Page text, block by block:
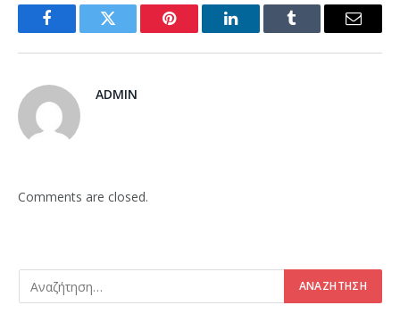
FacebookTwitter Pinterest LinkedInTumblr Email
ADMIN
Comments are closed.